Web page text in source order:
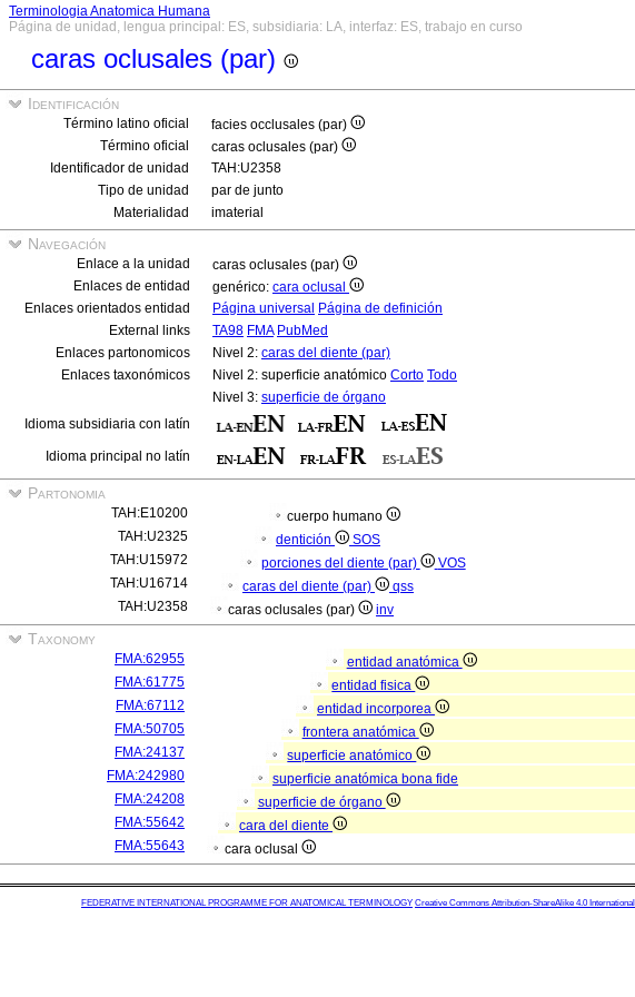
Terminologia Anatomica Humana
Página de unidad, lengua principal: ES, subsidiaria: LA, interfaz: ES, trabajo en curso
caras oclusales (par)
Identificación
Término latino oficial
facies occlusales (par)
Término oficial
caras oclusales (par)
Identificador de unidad
TAH:U2358
Tipo de unidad
par de junto
Materialidad
imaterial
Navegación
Enlace a la unidad
caras oclusales (par)
Enlaces de entidad
genérico: cara oclusal
Enlaces orientados entidad
Página universal Página de definición
External links
TA98 FMA PubMed
Enlaces partonomicos
Nivel 2: caras del diente (par)
Enlaces taxonómicos
Nivel 2: superficie anatómico Corto Todo
Nivel 3: superficie de órgano
Idioma subsidiaria con latín
Idioma principal no latín
Partonomia
TAH:E10200
cuerpo humano
TAH:U2325
dentición
SOS
TAH:U15972
porciones del diente (par)
VOS
TAH:U16714
caras del diente (par)
qss
TAH:U2358
caras oclusales (par) inv
Taxonomy
FMA:62955
entidad anatómica
FMA:61775
entidad fisica
FMA:67112
entidad incorporea
FMA:50705
frontera anatómica
FMA:24137
superficie anatómico
FMA:242980
superficie anatómica bona fide
FMA:24208
superficie de órgano
FMA:55642
cara del diente
FMA:55643
cara oclusal
FEDERATIVE INTERNATIONAL PROGRAMME FOR ANATOMICAL TERMINOLOGY Creative Commons Attribution-ShareAlike 4.0 International